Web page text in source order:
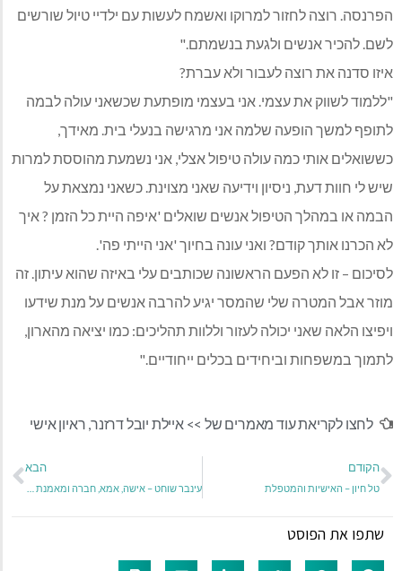
הפרנסה. רוצה לחזור למרוקו ואשמח לעשות עם ילדיי טיול שורשים
לשם. להכיר אנשים ולגעת בנשמתם."
איזו סדנה את רוצה לעבור ולא עברת?
"ללמוד לשווק את עצמי. אני בעצמי מופתעת שכשאני עולה לבמה
לתופף למשך הופעה שלמה אני מרגישה בנעלי בית. מאידך,
כששואלים אותי כמה עולה טיפול אצלי, אני נשמעת מהוססת למרות
שיש לי חוות דעת, ניסיון וידיעה שאני מצוינת. כשאני נמצאת על
הבמה או במהלך הטיפול אנשים שואלים 'איפה היית כל הזמן ? איך
לא הכרנו אותך קודם? ואני עונה בחיוך 'אני הייתי פה'.
לסיכום – זו לא הפעם הראשונה שכותבים עלי באיזה שהוא עיתון. זה
מוזר אבל המטרה שלי שהמסר יגיע להרבה אנשים על מנת שידעו
ויפיצו הלאה שאני יכולה לעזור וללוות תהליכים: כמו יציאה מהארון,
לתמוך במשפחות וביחידים בכלים ייחודיים."
לחצו לקריאת עוד מאמרים של >> איילת יובל דרזנר ראיון אישי
הקודם
טל חיון – האישיות והמטפלת
הבא
שתפו את הפוסט